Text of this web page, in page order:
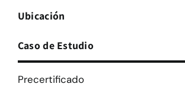
Ubicación
Caso de Estudio
Precertificado